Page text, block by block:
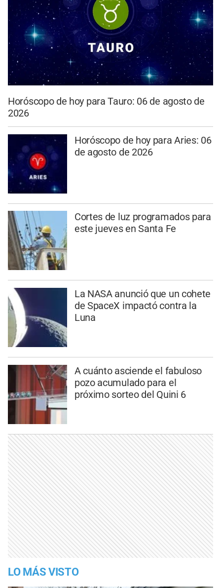
Horóscopo de hoy para Tauro: 06 de agosto de
2026
Horóscopo de hoy para Aries: 06
de agosto de 2026
Cortes de luz programados para
este jueves en Santa Fe
La NASA anunció que un cohete
de SpaceX impactó contra la
Luna
A cuánto asciende el fabuloso
pozo acumulado para el
próximo sorteo del Quini 6
LO MÁS VISTO